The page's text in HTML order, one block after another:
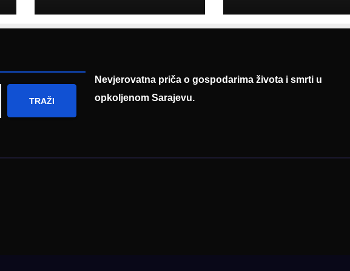
poruku
prezentaciji
Federalnog
TRAŽI
Nevjerovatna priča o gospodarima života i smrti u
opkoljenom Sarajevu.